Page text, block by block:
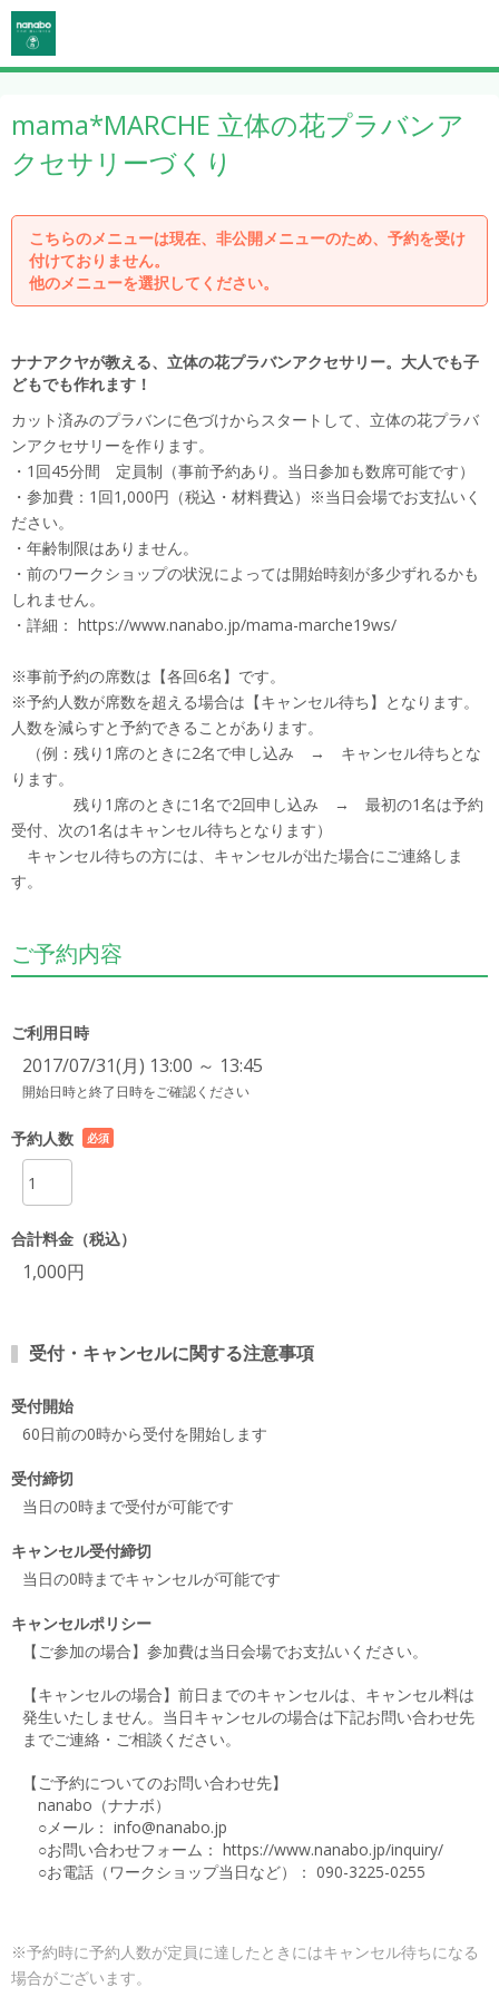
mama*MARCHE 立体の花プラバンア
クセサリーづくり
こちらのメニューは現在、非公開メニューのため、予約を受け
付けておりません。
他のメニューを選択してください。
ナナアクヤが教える、立体の花プラバンアクセサリー。大人でも子
どもでも作れます！
カット済みのプラバンに色づけからスタートして、立体の花プラバ
ンアクセサリーを作ります。
・1回45分間 定員制（事前予約あり。当日参加も数席可能です）
・参加費：1回1,000円（税込・材料費込）※当日会場でお支払いく
ださい。
・年齢制限はありません。
・前のワークショップの状況によっては開始時刻が多少ずれるかも
しれません。
・詳細： https://www.nanabo.jp/mama-marche19ws/
※事前予約の席数は【各回6名】です。
※予約人数が席数を超える場合は【キャンセル待ち】となります。
人数を減らすと予約できることがあります。
（例：残り1席のときに2名で申し込み → キャンセル待ちとな
ります。
残り1席のときに1名で2回申し込み → 最初の1名は予約
受付、次の1名はキャンセル待ちとなります）
キャンセル待ちの方には、キャンセルが出た場合にご連絡しま
す。
ご予約内容
ご利用日時
2017/07/31(月) 13:00 ～ 13:45
開始日時と終了日時をご確認ください
予約人数
必須
合計料金（税込）
1,000円
受付・キャンセルに関する注意事項
受付開始
60日前の0時から受付を開始します
受付締切
当日の0時まで受付が可能です
キャンセル受付締切
当日の0時までキャンセルが可能です
キャンセルポリシー
【ご参加の場合】参加費は当日会場でお支払いください。
【キャンセルの場合】前日までのキャンセルは、キャンセル料は
発生いたしません。当日キャンセルの場合は下記お問い合わせ先
までご連絡・ご相談ください。
【ご予約についてのお問い合わせ先】
nanabo（ナナボ）
○メール： info@nanabo.jp
○お問い合わせフォーム： https://www.nanabo.jp/inquiry/
○お電話（ワークショップ当日など）： 090-3225-0255
※予約時に予約人数が定員に達したときにはキャンセル待ちになる
場合がございます。